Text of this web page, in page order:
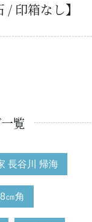
印箱なし】
覧
長谷川 帰海
㎝角